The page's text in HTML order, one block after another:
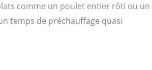
comme un poulet entier rôti ou un
temps de préchauffage quasi